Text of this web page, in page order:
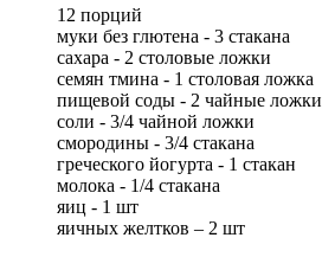
12 порций
муки без глютена - 3 стакана
сахара - 2 столовые ложки
семян тмина - 1 столовая ложка
пищевой соды - 2 чайные ложки
соли - 3/4 чайной ложки
смородины - 3/4 стакана
греческого йогурта - 1 стакан
молока - 1/4 стакана
яиц - 1 шт
яичных желтков – 2 шт